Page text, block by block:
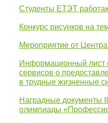
Студенты ЕТЭТ
Конкурс рисунков на
Мероприятие от
Информационный лист
сервисов о
в трудные жизненные
Наградные документы
олимпиады